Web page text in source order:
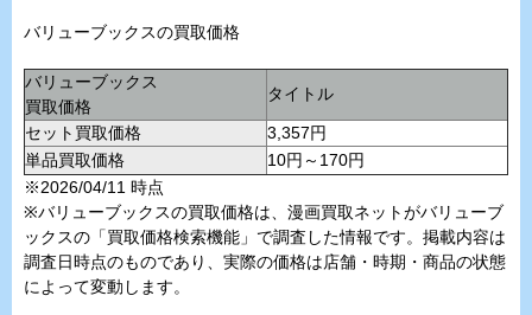
バリューブックスの買取価格
バリューブックス
買取価格
タイトル
セット買取価格
3,357円
単品買取価格
10円～170円
※2026/04/11 時点
※バリューブックスの買取価格は、漫画買取ネットがバリューブ
ックスの「買取価格検索機能」で調査した情報です。掲載内容は
調査日時点のものであり、実際の価格は店舗・時期・商品の状態
によって変動します。